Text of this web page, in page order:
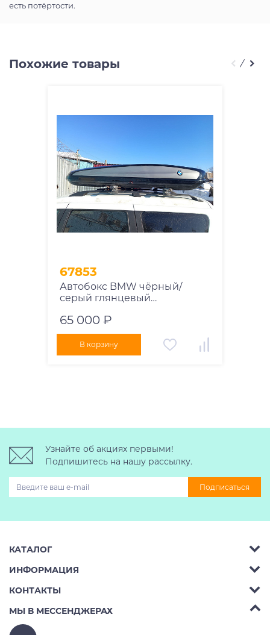
есть потёртости.
Похожие товары
67853
Автобокс BMW чёрный/
серый глянцевый
65 000 ₽
В корзину
Узнайте об акциях первыми!
Подпишитесь на нашу рассылку.
Подписаться
КАТАЛОГ
Багажник на крышу авто
Автобоксы
Крепления велосипедов на авто
ИНФОРМАЦИЯ
Аренда
Ремонт
КОНТАКТЫ
Телефон: 8 (495) 2367486
Бесплатно РФ:
МЫ В МЕССЕНДЖЕРАХ